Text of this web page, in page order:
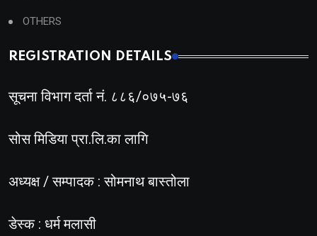
OTHERS
REGISTRATION DETAILS
सूचना विभाग दर्ता नं. ८८६/०७५-७६
सोस मिडिया प्रा.लि.का लागि
अध्यक्ष / सम्पादक : सोमनाथ बास्तोला
डेस्क : धर्म मलासी